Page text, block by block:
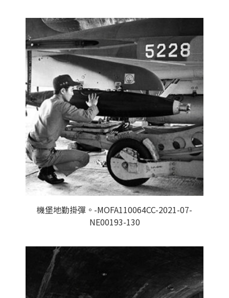
機堡地勤掛彈。-MOFA110064CC-2021-07-
NE00193-130